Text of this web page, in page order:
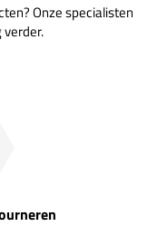
Onze specialisten
verder.